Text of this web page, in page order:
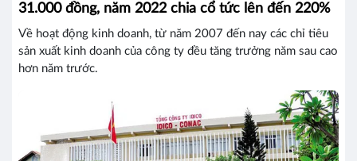
31.000 đồng, năm 2022 chia cổ tức lên đến 220%
Về hoạt động kinh doanh, từ năm 2007 đến nay các chỉ tiêu
sản xuất kinh doanh của công ty đều tăng trưởng năm sau cao
hơn năm trước.